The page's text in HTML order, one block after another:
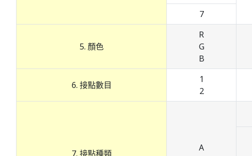
7
5. 顏色
R
G
B
6. 接點數目
1
2
7. 接點種類
A